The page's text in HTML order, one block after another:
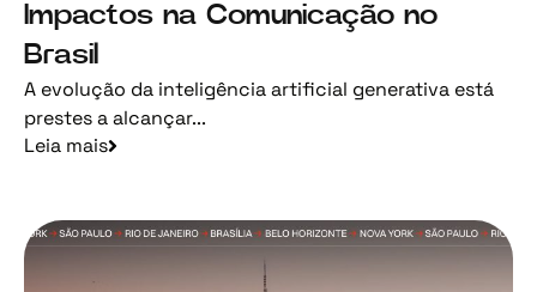
Impactos na Comunicação no
Brasil
A evolução da inteligência artificial generativa está
prestes a alcançar...
Leia mais